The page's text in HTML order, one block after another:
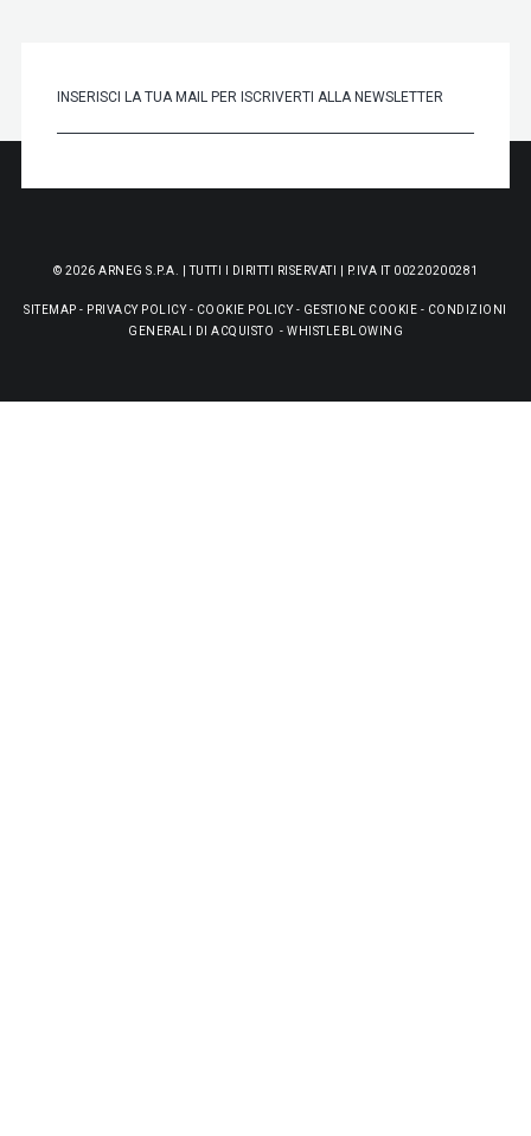
© 2026 ARNEG S.P.A. | TUTTI I DIRITTI RISERVATI | P.IVA IT 00220200281
SITEMAP - PRIVACY POLICY- COOKIE POLICY- GESTIONE COOKIE - CONDIZIONI
GENERALI DI ACQUISTO - WHISTLEBLOWING